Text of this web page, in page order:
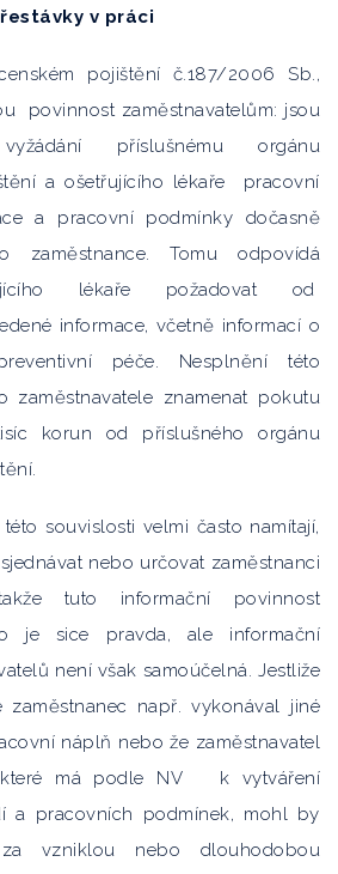
v práci
pojištění č.187/2006 Sb.,
povinnost zaměstnavatelům: jsou
příslušnému orgánu
a ošetřujícího lékaře pracovní
a pracovní podmínky dočasně
zaměstnance. Tomu odpovídá
lékaře požadovat od
informace, včetně informací o
péče. Nesplnění této
zaměstnavatele znamenat pokutu
korun od příslušného orgánu
souvislosti velmi často namítají,
nebo určovat zaměstnanci
tuto informační povinnost
je sice pravda, ale informační
není však samoúčelná. Jestliže
např. vykonával jiné
náplň nebo že zaměstnavatel
které má podle NV k vytváření
a pracovních podmínek, mohl by
vzniklou nebo dlouhodobou